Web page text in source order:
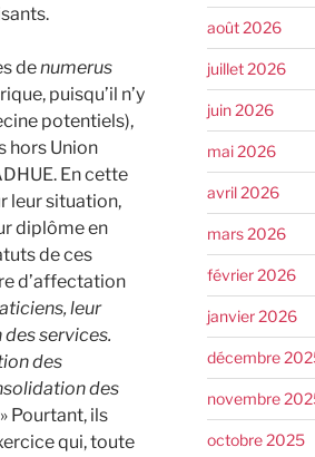
denumerus
puisqu’il n’y
potentiels),
hors Union
En cette
leur situation,
diplôme en
de ces
d’affectation
leur
services.
des
des
Pourtant, ils
qui, toute
août 2026
juillet 2026
juin 2026
mai 2026
avril 2026
mars 2026
février 2026
janvier 2026
décembre
novembre
octobre 2025